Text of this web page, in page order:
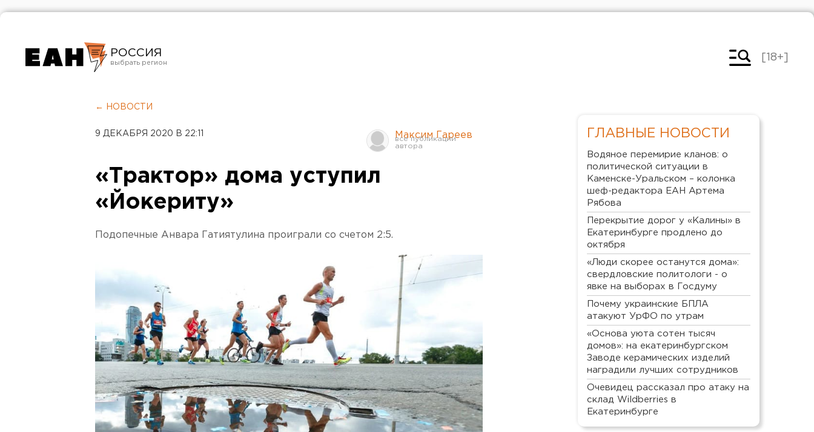
РОССИЯ
Челябинск
[18+]
← НОВОСТИ
9 ДЕКАБРЯ 2020 В 22:11 Максим Гареев
«Трактор» дома уступил
«Йокериту»
Подопечные Анвара Гатиятулина проиграли со счетом 2:5.
ГЛАВНЫЕ НОВОСТИ
Водяное перемирие кланов: о
политической ситуации в
Каменске-Уральском – колонка
шеф-редактора ЕАН Артема
Рябова
Перекрытие дорог у «Калины» в
Екатеринбурге продлено до
октября
«Люди скорее останутся дома»:
свердловские политологи - о
явке на выборах в Госдуму
Почему украинские БПЛА
атакуют УрФО по утрам
«Основа уюта сотен тысяч
домов»: на екатеринбургском
Заводе керамических изделий
наградили лучших сотрудников
Очевидец рассказал про атаку на
склад Wildberries в
Екатеринбурге